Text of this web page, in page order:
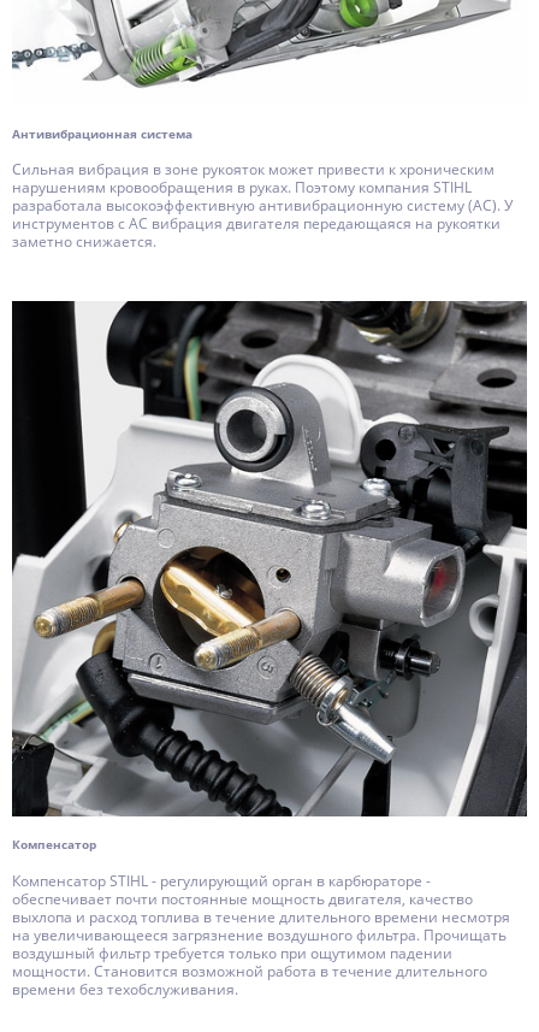
Антивибрационная система
Сильная вибрация в зоне рукояток может привести к хроническим
нарушениям кровообращения в руках. Поэтому компания STIHL
разработала высокоэффективную антивибрационную систему (АС). У
инструментов с АС вибрация двигателя передающаяся на рукоятки
заметно снижается.
Компенсатор
Компенсатор STIHL - регулирующий орган в карбюраторе -
обеспечивает почти постоянные мощность двигателя, качество
выхлопа и расход топлива в течение длительного времени несмотря
на увеличивающееся загрязнение воздушного фильтра. Прочищать
воздушный фильтр требуется только при ощутимом падении
мощности. Становится возможной работа в течение длительного
времени без техобслуживания.